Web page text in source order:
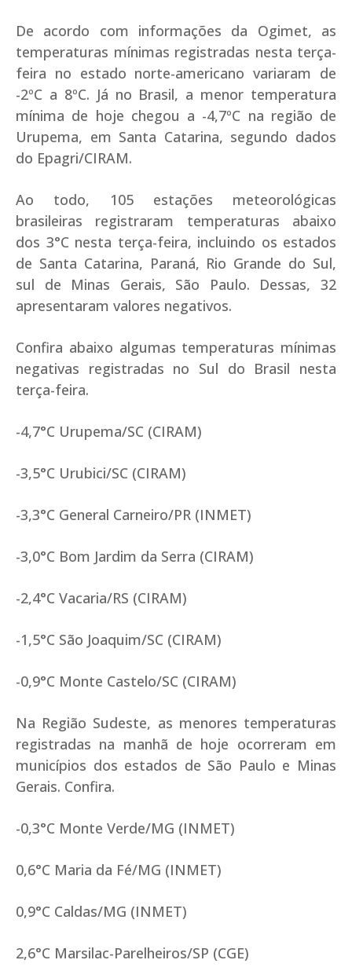
De acordo com informações da Ogimet, as
temperaturas mínimas registradas nesta terça-
feira no estado norte-americano variaram de
-2ºC a 8ºC. Já no Brasil, a menor temperatura
mínima de hoje chegou a -4,7ºC na região de
Urupema, em Santa Catarina, segundo dados
do Epagri/CIRAM.
Ao todo, 105 estações meteorológicas
brasileiras registraram temperaturas abaixo
dos 3°C nesta terça-feira, incluindo os estados
de Santa Catarina, Paraná, Rio Grande do Sul,
sul de Minas Gerais, São Paulo. Dessas, 32
apresentaram valores negativos.
Confira abaixo algumas temperaturas mínimas
negativas registradas no Sul do Brasil nesta
terça-feira.
-4,7°C Urupema/SC (CIRAM)
-3,5°C Urubici/SC (CIRAM)
-3,3°C General Carneiro/PR (INMET)
-3,0°C Bom Jardim da Serra (CIRAM)
-2,4°C Vacaria/RS (CIRAM)
-1,5°C São Joaquim/SC (CIRAM)
-0,9°C Monte Castelo/SC (CIRAM)
Na Região Sudeste, as menores temperaturas
registradas na manhã de hoje ocorreram em
municípios dos estados de São Paulo e Minas
Gerais. Confira.
-0,3°C Monte Verde/MG (INMET)
0,6°C Maria da Fé/MG (INMET)
0,9°C Caldas/MG (INMET)
2,6°C Marsilac-Parelheiros/SP (CGE)